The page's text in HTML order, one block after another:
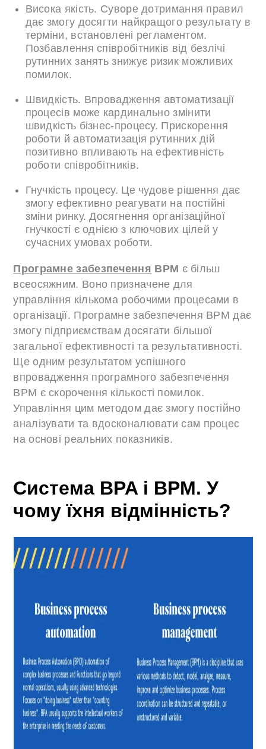
Висока якість. Суворе дотримання правил
дає змогу досягти найкращого результату в
терміни, встановлені регламентом.
Позбавлення співробітників від безлічі
рутинних занять знижує ризик можливих
помилок.
Швидкість. Впровадження автоматизації
процесів може кардинально змінити
швидкість бізнес-процесу. Прискорення
роботи й автоматизація рутинних дій
позитивно впливають на ефективність
роботи співробітників.
Гнучкість процесу. Це чудове рішення дає
змогу ефективно реагувати на постійні
зміни ринку. Досягнення організаційної
гнучкості є однією з ключових цілей у
сучасних умовах роботи.
Програмне забезпечення BPM є більш
всеосяжним. Воно призначене для
управління кількома робочими процесами в
організації. Програмне забезпечення BPM дає
змогу підприємствам досягати більшої
загальної ефективності та результативності.
Ще одним результатом успішного
впровадження програмного забезпечення
BPM є скорочення кількості помилок.
Управління цим методом дає змогу постійно
аналізувати та вдосконалювати сам процес
на основі реальних показників.
Система BPA і BPM. У
чому їхня відмінність?